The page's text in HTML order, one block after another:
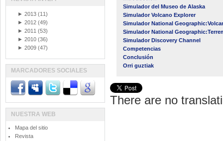
Simulador del Museo de Alaska
Simulador Volcano Explorer
Simulador National
Simulador National
Simulador Discovery Channel
Competencias
Conclusión
Orri guztiak
There are no
► 2013 (11)
► 2012 (49)
► 2011 (53)
► 2010 (36)
► 2009 (47)
MARCADORES SOCIALES
NUESTRA WEB
Mapa del sitio
Revista